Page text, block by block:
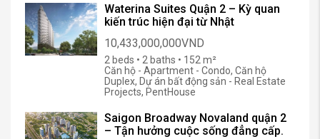
Waterina Suites Quận 2 – Kỳ quan
kiến trúc hiện đại từ Nhật
10,433,000,000VND
2 beds • 2 baths • 152 m²
Căn hộ - Apartment - Condo, Căn hộ
Duplex, Dự án bất động sản - Real Estate
Projects, PentHouse
Saigon Broadway Novaland quận 2
– Tận hưởng cuộc sống đẳng cấp.